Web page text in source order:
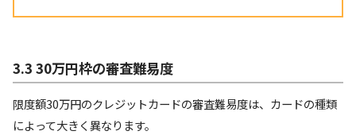
3.3 30万円枠の審査難易度
限度額30万円のクレジットカードの審査難易度は、カードの種類
によって大きく異なります。